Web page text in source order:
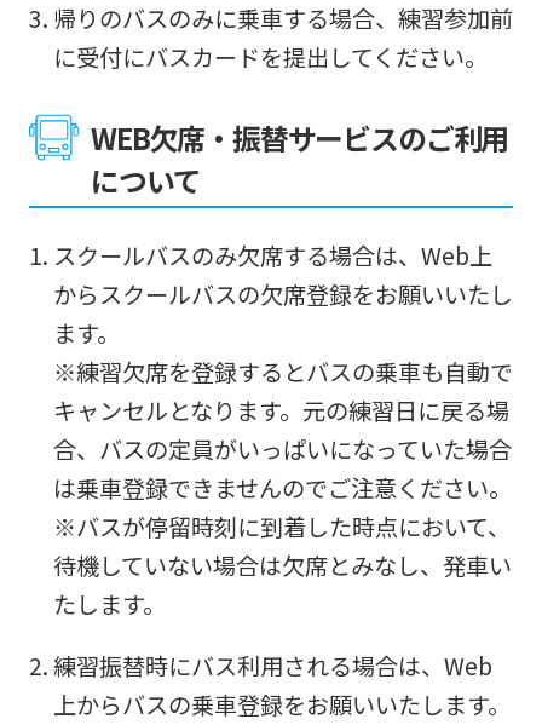
帰りのバスのみに乗車する場合、練習参加前
に受付にバスカードを提出してください。
WEB欠席・振替サービスのご利用
について
スクールバスのみ欠席する場合は、Web上
からスクールバスの欠席登録をお願いいたし
ます。
※練習欠席を登録するとバスの乗車も自動で
キャンセルとなります。元の練習日に戻る場
合、バスの定員がいっぱいになっていた場合
は乗車登録できませんのでご注意ください。
※バスが停留時刻に到着した時点において、
待機していない場合は欠席とみなし、発車い
たします。
練習振替時にバス利用される場合は、Web
上からバスの乗車登録をお願いいたします。